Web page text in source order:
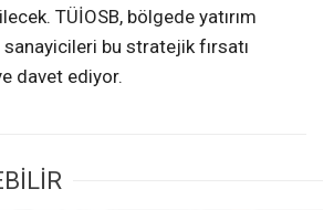
TÜİOSB, bölgede yatırım
bu stratejik fırsatı
davet ediyor.